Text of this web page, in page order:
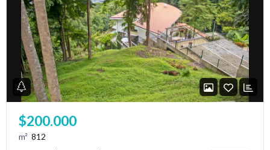
$200.000
m² 812